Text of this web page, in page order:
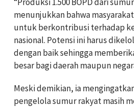
menunjukkan bahwa
untuk berkontribusi terhadap
nasional. Potensi ini harus
dengan baik sehingga
besar bagi daerah maupun
Meski demikian, ia
pengelola sumur rakyat masih